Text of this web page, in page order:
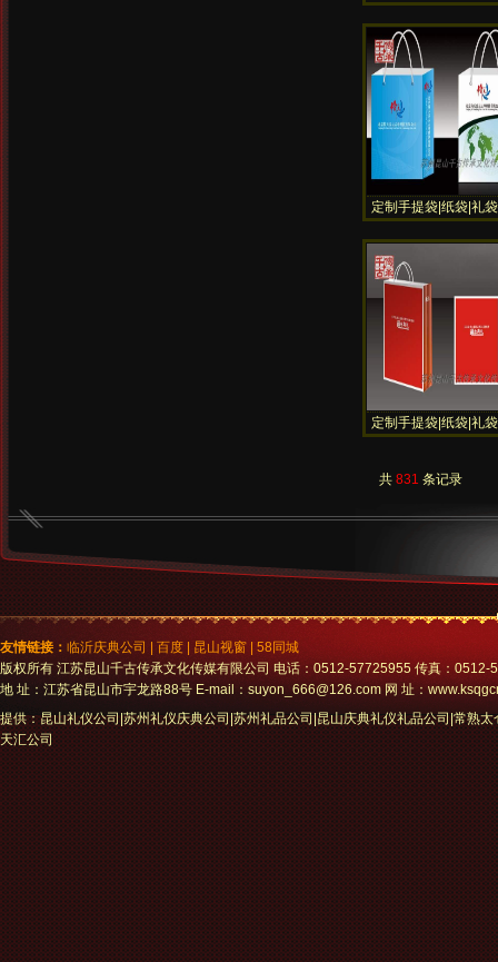
定制手提袋|纸袋|礼
定制手提袋|纸袋|礼
共 831 条记录
友情链接： 临沂庆典公司 百度 昆山视窗
58同城
版权所有 江苏昆山千古传承文化传媒有限公司 电话：0512-57725955 传真：
地 址：江苏省昆山市宇龙路88号 E-mail：suyon_666@126.com 网 址：
提供：昆山礼仪公司|苏州礼仪庆典公司|苏州礼品公司|昆山庆典礼仪礼品公司|常熟
天汇公司